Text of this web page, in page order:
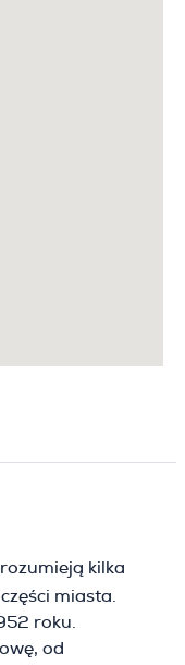
kilka
miasta.
roku.
od